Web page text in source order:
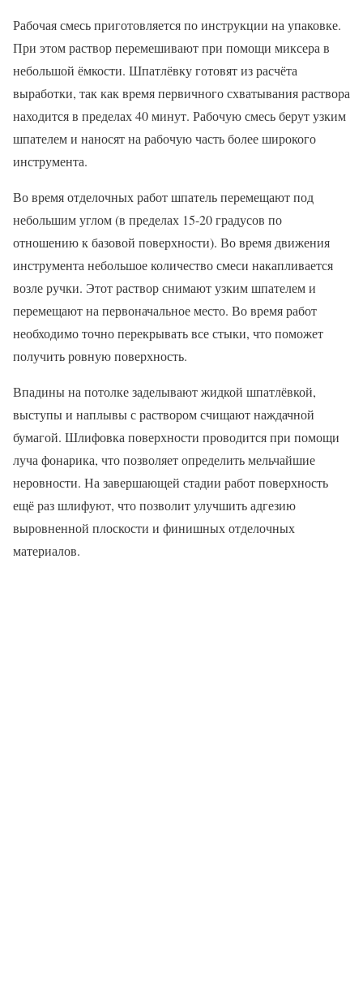
Рабочая смесь приготовляется по инструкции на упаковке.
При этом раствор перемешивают при помощи миксера в
небольшой ёмкости. Шпатлёвку готовят из расчёта
выработки, так как время первичного схватывания раствора
находится в пределах 40 минут. Рабочую смесь берут узким
шпателем и наносят на рабочую часть более широкого
инструмента.
Во время отделочных работ шпатель перемещают под
небольшим углом (в пределах 15-20 градусов по
отношению к базовой поверхности). Во время движения
инструмента небольшое количество смеси накапливается
возле ручки. Этот раствор снимают узким шпателем и
перемещают на первоначальное место. Во время работ
необходимо точно перекрывать все стыки, что поможет
получить ровную поверхность.
Впадины на потолке заделывают жидкой шпатлёвкой,
выступы и наплывы с раствором счищают наждачной
бумагой. Шлифовка поверхности проводится при помощи
луча фонарика, что позволяет определить мельчайшие
неровности. На завершающей стадии работ поверхность
ещё раз шлифуют, что позволит улучшить адгезию
выровненной плоскости и финишных отделочных
материалов.